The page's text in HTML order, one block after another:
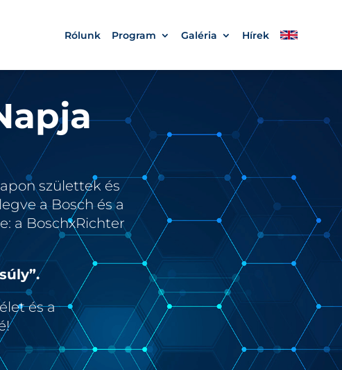
Rólunk Program Galéria Hírek
születtek és
a Bosch és a
a BoschxRichter
és a